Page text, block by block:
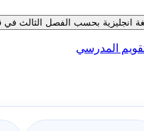
بحسب الفصل الثالث في قسم
المدرسي